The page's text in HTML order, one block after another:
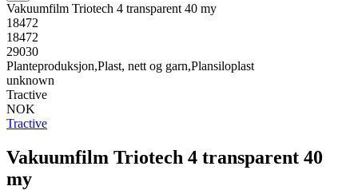
Vakuumfilm Triotech 4 transparent 40 my
18472
18472
29030
Planteproduksjon,Plast, nett og garn,Plansiloplast
unknown
Tractive
NOK
Tractive
Vakuumfilm Triotech 4 transparent 40
my